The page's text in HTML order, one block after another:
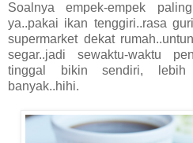
Soalnya empek-empek
ya..pakai ikan tenggiri..rasa
supermarket dekat
segar..jadi sewaktu-waktu
tinggal bikin sendiri, lebih
banyak..hihi.